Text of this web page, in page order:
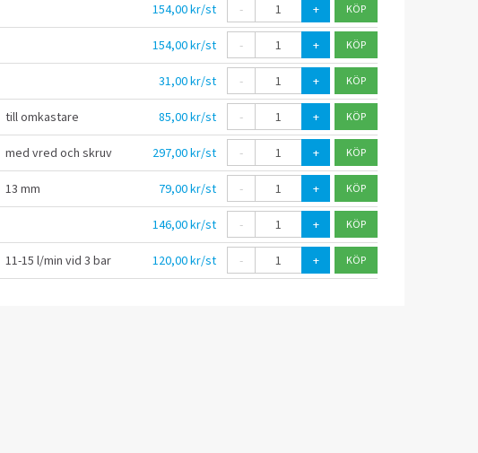
154,00 kr/st - +
154,00 kr/st - +
31,00 kr/st - +
till omkastare 85,00 kr/st - +
med vred och skruv 297,00 kr/st - +
13 mm 79,00 kr/st - +
146,00 kr/st - +
11-15 l/min vid 3 bar 120,00 kr/st - +